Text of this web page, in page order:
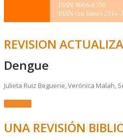
REVISION
Dengue
Julieta Ruiz Beguerie, Verónica Malah,
UNA REVISIÓN